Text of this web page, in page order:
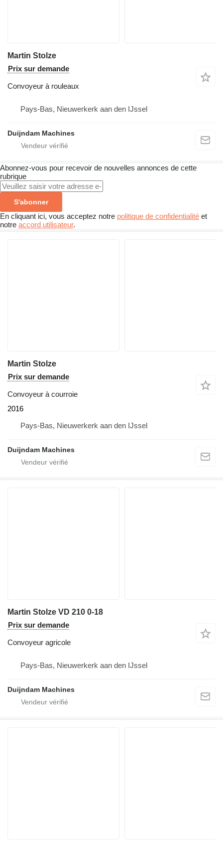
Martin Stolze
Prix sur demande
Convoyeur à rouleaux
Pays-Bas, Nieuwerkerk aan den IJssel
Duijndam Machines
Abonnez-vous pour recevoir de nouvelles annonces de cette
rubrique
S'abonner
En cliquant ici, vous acceptez notre politique de confidentialité et
notre accord utilisateur.
Martin Stolze
Prix sur demande
Convoyeur à courroie
2016
Pays-Bas, Nieuwerkerk aan den IJssel
Duijndam Machines
Martin Stolze VD 210 0-18
Prix sur demande
Convoyeur agricole
Pays-Bas, Nieuwerkerk aan den IJssel
Duijndam Machines